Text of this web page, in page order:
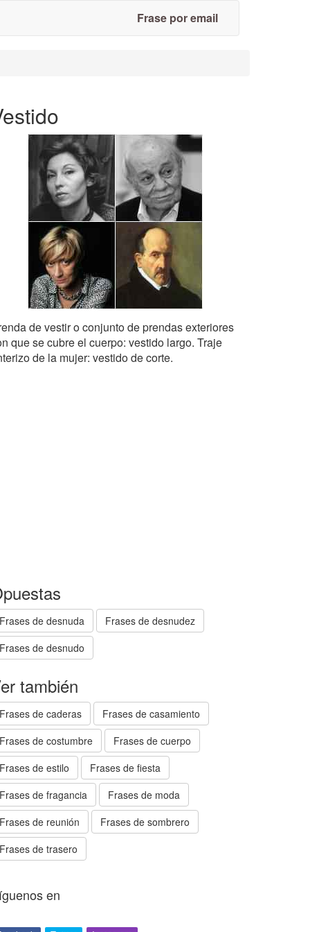
Frase por email
de vestir o conjunto de prendas exteriores
que se cubre el cuerpo: vestido largo. Traje
de la mujer: vestido de corte.
Frases de desnuda
Frases de desnudez
Frases de desnudo
también
Frases de caderas
Frases de casamiento
Frases de costumbre
Frases de cuerpo
Frases de estilo
Frases de fiesta
Frases de fragancia
Frases de moda
Frases de reunión
Frases de sombrero
Frases de trasero
en